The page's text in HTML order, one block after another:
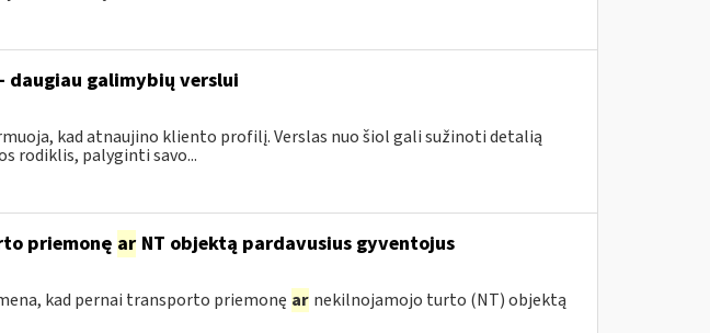
daugiau galimybių verslui
kad atnaujino kliento profilį. Verslas nuo šiol gali sužinoti detalią
rodiklis, palyginti savo...
priemonę arNT objektą pardavusius gyventojus
kad pernai transporto priemonę ar nekilnojamojo turto (NT) objektą